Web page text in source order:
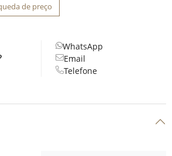
de preço
WhatsApp
Email
Telefone